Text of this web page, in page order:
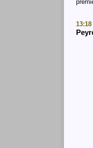
13:18